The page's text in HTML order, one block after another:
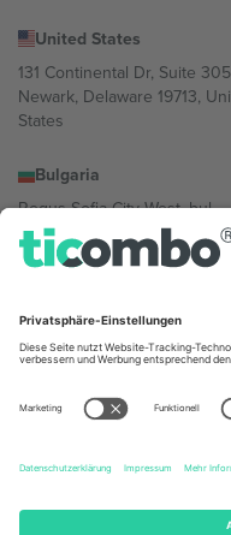
United States
131 Continental Dr, Suite
Newark, Delaware 19713,
States
Bulgaria
Regus Sofia City West, bul
Totleben 53-55, 1606 Sofia,
Bulgaria
Mexico
Av Chapultepec 360, Roma
Norte, Cuauhtémoc, 06700
Ciudad de México, CDMX,
Mexico
Die juristische Person des
Informationen finden Sie